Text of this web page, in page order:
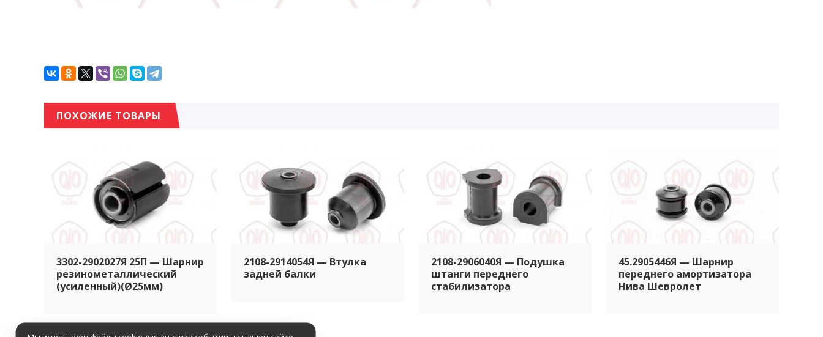
ПОХОЖИЕ ТОВАРЫ
3302-2902027Я 25П — Шарнир
резинометаллический
(усиленный)(Ø25мм)
2108-2914054Я — Втулка
задней балки
2108-2906040Я — Подушка
штанги переднего
стабилизатора
45.2905446Я — Шарнир
переднего амортизатора
Нива Шевролет